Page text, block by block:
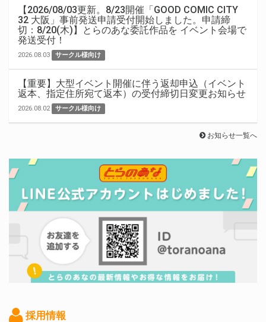
【2026/08/03更新。8/23開催「GOOD COMIC CITY
32 大阪」事前発送申請受付開始しました。申請締
切：8/20(木)】とらのあな委託作品を イベント会場で
発送受付！
2026.08.03 サークル様向け
【重要】大型イベント開催に伴う返却申込（イベント
返本、指定住所宛て返本）の受付締切日変更お知らせ
2026.08.02 サークル様向け
お知らせ一覧へ
採用情報